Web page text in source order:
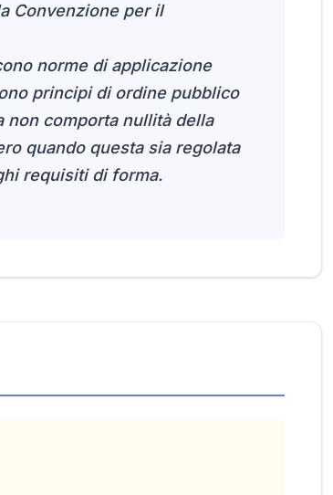
Convenzione per il
norme di applicazione
principi di ordine pubblico
non comporta nullità della
quando questa sia regolata
requisiti di forma.